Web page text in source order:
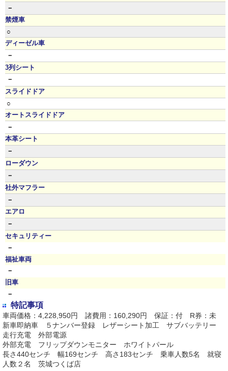
－
禁煙車
○
ディーゼル車
－
3列シート
－
スライドドア
○
オートスライドドア
－
本革シート
－
ローダウン
－
社外マフラー
－
エアロ
－
セキュリティー
－
福祉車両
－
旧車
－
特記事項
車両価格：4,228,950円 諸費用：160,290円 保証：付 R券：未
新車即納車 ５ナンバー登録 レザーシート加工 サブバッテリー
走行充電 外部電源
外部充電 フリップダウンモニター ホワイトパール
長さ440センチ 幅169センチ 高さ183センチ 乗車人数5名 就寝
人数２名 茨城つくば店